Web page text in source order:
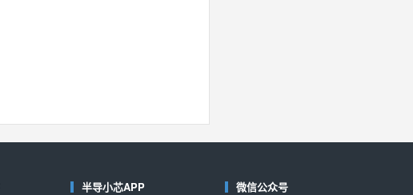
半导小芯APP 微信公众号